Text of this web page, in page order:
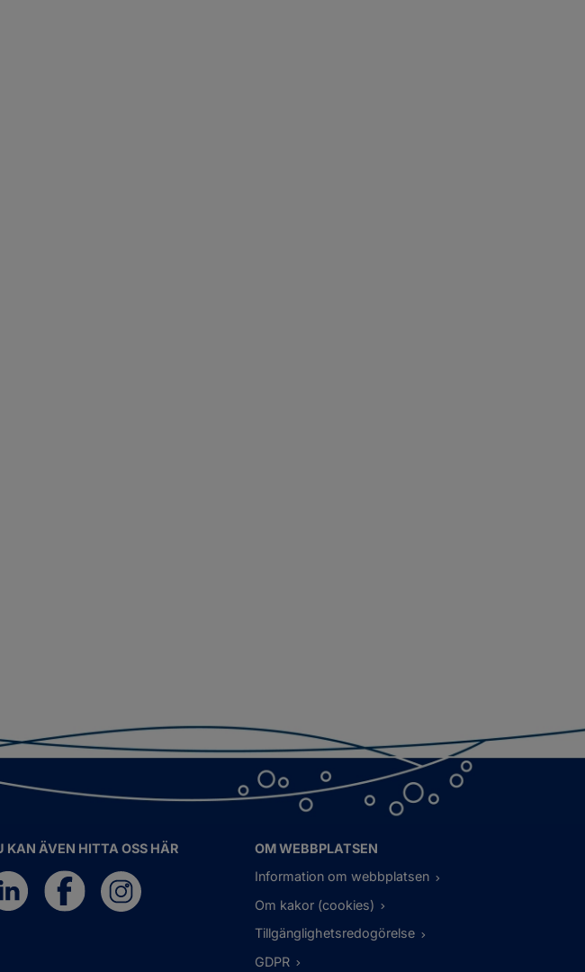
KAN ÄVEN HITTA OSS HÄR
OM WEBBPLATSEN
Information om webbplatsen
Om kakor (cookies)
Tillgänglighetsredogörelse
GDPR